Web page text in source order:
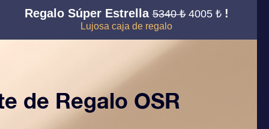
Regalo Súper Estrella5340 ₺ 4005 ₺ !
Lujosa caja de regalo
de Regalo OSR